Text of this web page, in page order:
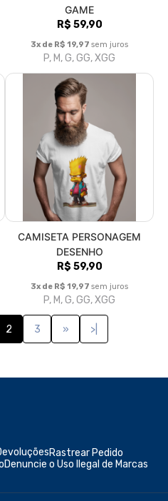
GAME
R$ 59,90
3x de R$ 19,97 sem juros
P, M, G, GG, XGG
CAMISETA PERSONAGEM
DESENHO
R$ 59,90
3x de R$ 19,97 sem juros
P, M, G, GG, XGG
2 3 » >|
Rastrear Pedido
Denuncie o Uso Ilegal de Marcas